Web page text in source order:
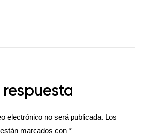
electrónico no será publicada. Los
marcados con *